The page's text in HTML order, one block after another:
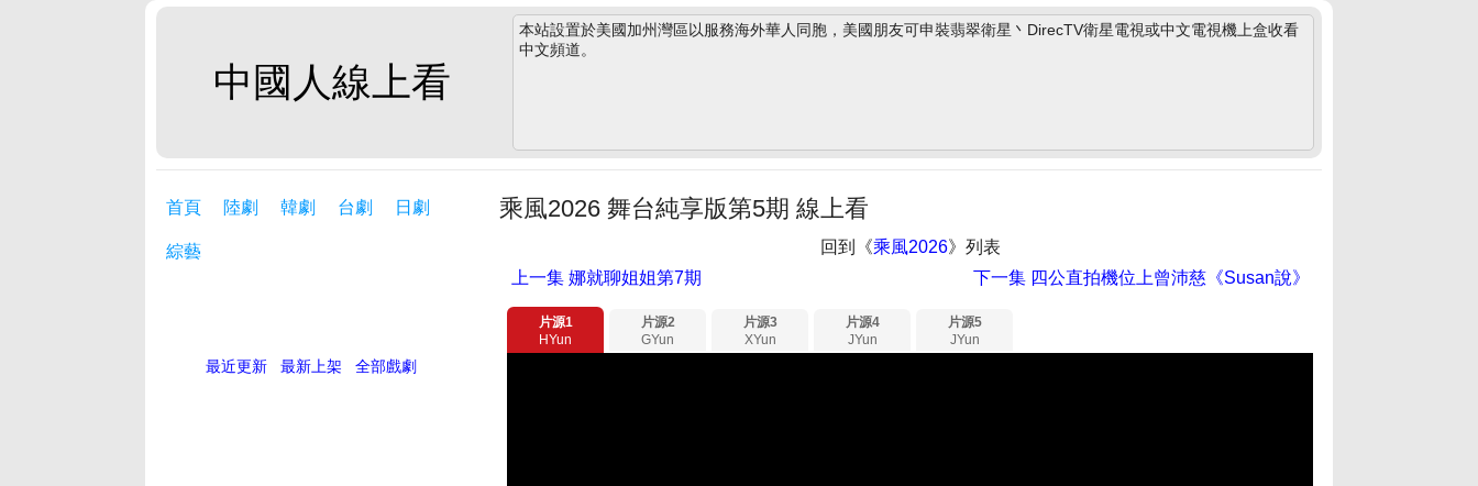
中國人線上看
本站設置於美國加州灣區以服務海外華人同胞，美國朋友可申裝翡翠衛星丶DirecTV衛星電視或中文電視機上盒收看
中文頻道。
首頁 陸劇 韓劇 台劇 日劇
綜藝
最近更新 最新上架 全部戲劇
乘風2026 舞台純享版第5期 線上看
回到《乘風2026》列表
上一集 娜就聊姐姐第7期 下一集四公直拍機位上曾沛慈《Susan說》
片源1
HYun
片源2
GYun
片源3
XYun
片源4
JYun
片源5
JYun